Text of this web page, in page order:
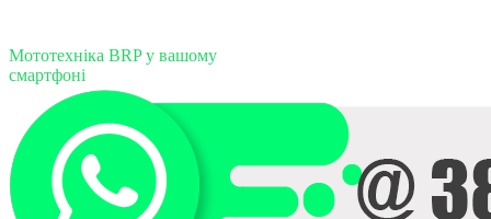
Мототехніка BRP у вашому
смартфоні